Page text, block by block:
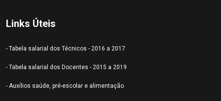
Links Úteis
- Tabela salarial dos Técnicos - 2016 a 2017
- Tabela salarial dos Docentes - 2015 a 2019
- Auxílios saúde, pré-escolar e alimentação